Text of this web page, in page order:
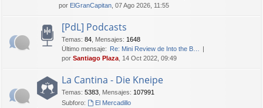
por ElGranCapitan , 07 Ago 2026, 11:55
[PdL] Podcasts
Temas: 84 Mensajes: 1648
Último mensaje: Re: Mini Review de Into the B…
por Santiago Plaza , 14 Oct 2022, 09:49
La Cantina - Die Kneipe
Temas: 5383 Mensajes: 107991
Subforo:
El Mercadillo